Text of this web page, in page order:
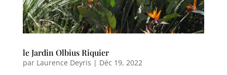
le Jardin Olbius Riquier
par Laurence Deyris | Déc 19, 2022